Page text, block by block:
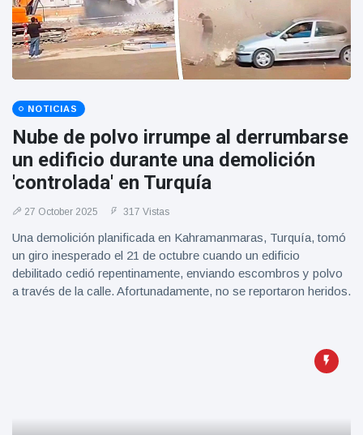
Halloween -
31 de
octubre!
Großmutter
feiert ihren
99.
Geburtstag
und tanzt
zu
Band
8 May
1132
Vistas
NOTICIAS
Nube de polvo irrumpe al derrumbarse
un edificio durante una demolición
'controlada' en Turquía
27 October 2025 317 Vistas
Una demolición planificada en Kahramanmaras, Turquía, tomó
un giro inesperado el 21 de octubre cuando un edificio
debilitado cedió repentinamente, enviando escombros y polvo
a través de la calle. Afortunadamente, no se reportaron heridos.